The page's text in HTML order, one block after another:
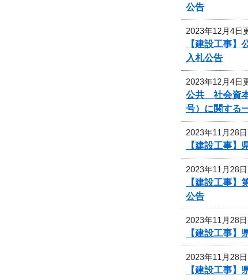
公告
2023年12月4日
【建設工事
入札公告
2023年12月4日
公共 社会資本
号）に関する
2023年11月28
【建設工事
2023年11月28
【建設工事
公告
2023年11月28
【建設工事
2023年11月28
【建設工事